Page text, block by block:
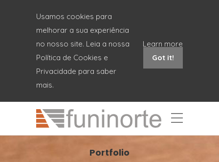
Usamos cookies para
melhorar a sua experiência
no nosso site. Leia a nossa
Política de Cookies e
Privacidade para saber
mais.
Learn more
Got it!
Portfolio